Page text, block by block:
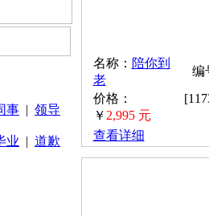
事 | 领导
业 | 道歉
名称： 陪你到
老
编
价格：
￥ 2,995 元
查看详细